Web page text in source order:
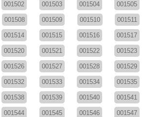
001502 001503 001504 001505
001508 001509 001510 001511
001514 001515 001516 001517
001520 001521 001522 001523
001526 001527 001528 001529
001532 001533 001534 001535
001538 001539 001540 001541
001544 001545 001546 001547